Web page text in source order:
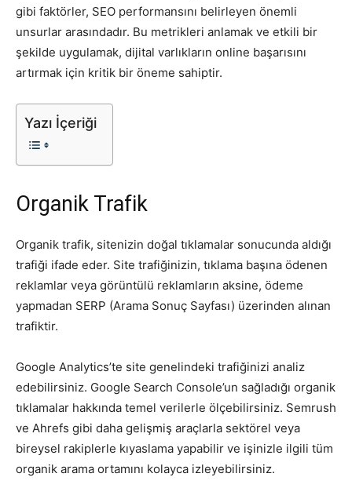
gibi faktörler, SEO performansını belirleyen önemli
unsurlar arasındadır. Bu metrikleri anlamak ve etkili bir
şekilde uygulamak, dijital varlıkların online başarısını
artırmak için kritik bir öneme sahiptir.
Yazı İçeriği
Organik Trafik
Organik trafik, sitenizin doğal tıklamalar sonucunda aldığı
trafiği ifade eder. Site trafiğinizin, tıklama başına ödenen
reklamlar veya görüntülü reklamların aksine, ödeme
yapmadan SERP (Arama Sonuç Sayfası) üzerinden alınan
trafiktir.
Google Analytics’te site genelindeki trafiğinizi analiz
edebilirsiniz. Google Search Console’un sağladığı organik
tıklamalar hakkında temel verilerle ölçebilirsiniz. Semrush
ve Ahrefs gibi daha gelişmiş araçlarla sektörel veya
bireysel rakiplerle kıyaslama yapabilir ve işinizle ilgili tüm
organik arama ortamını kolayca izleyebilirsiniz.